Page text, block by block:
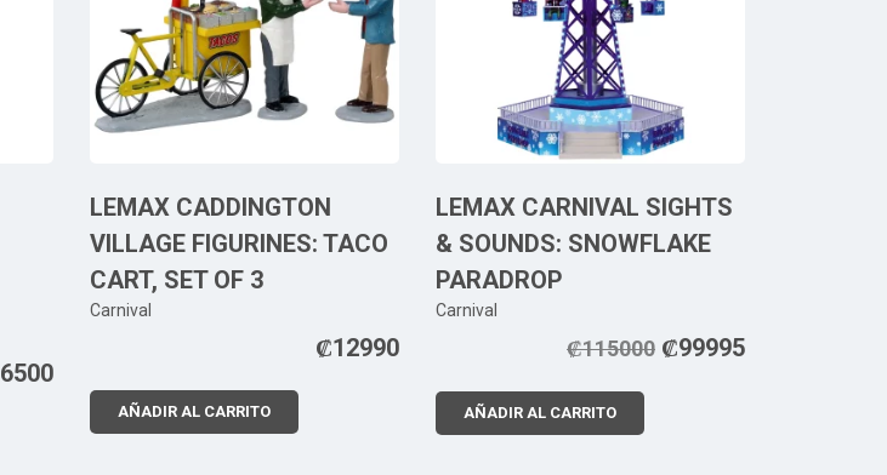
6500
LEMAX CADDINGTON
VILLAGE FIGURINES: TACO
CART, SET OF 3
Carnival
₡12990
AÑADIR AL CARRITO
LEMAX CARNIVAL SIGHTS
& SOUNDS: SNOWFLAKE
PARADROP
Carnival
₡115000 ₡99995
AÑADIR AL CARRITO